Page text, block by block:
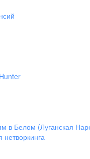
в Белом (Луганская
нетворкинга